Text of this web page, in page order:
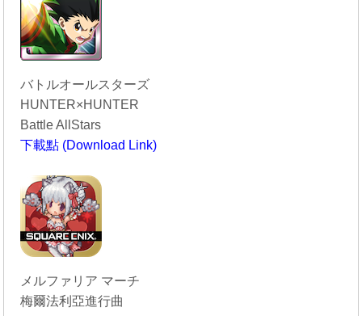
バトルオールスターズ
HUNTER×HUNTER
Battle AllStars
下載點 (Download Link)
メルファリア マーチ
梅爾法利亞進行曲